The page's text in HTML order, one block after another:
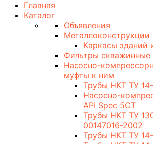
Главная
Каталог
Объявления
Металлоконструкции
Каркасы зданий
Фильтры скважинные
Насосно-
муфты к ним
Трубы НКТ ТУ
Насосно-
API Spec 5CT
Трубы НКТ ТУ
00147016-2002
Трубы НКТ ТУ 14-